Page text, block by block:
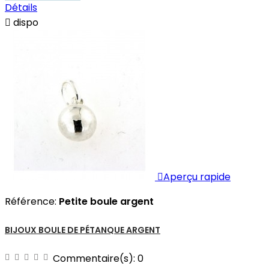
Détails
 dispo
Aperçu rapide
Référence: Petite boule argent
BIJOUX BOULE DE PÉTANQUE ARGENT
Commentaire(s): 0